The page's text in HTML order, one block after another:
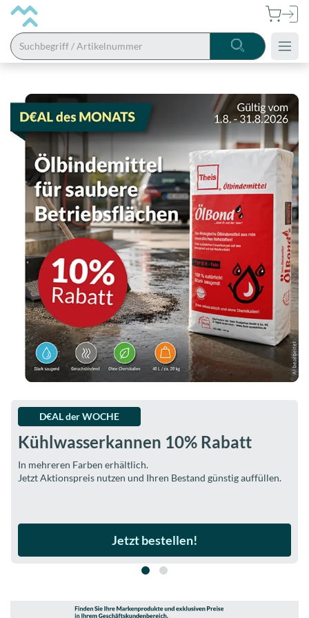
Kategorien
Bistro
Hygiene
&
Reinigung
Arbeitsschutz
Fahrbahn
& Service
Kasse &
Zubehör
Office-
Aktionen
Neuheiten
Shop-
D€AL der WOCHE
Kühlwasserkannen 10% Rabatt
In mehreren Farben erhältlich.
Jetzt Aktionspreis nutzen und Ihren Bestand günstig auffüllen.
Jetzt bestellen!
D€AL der WOCHE
Kundendiensteimer 10% Rabatt
In mehreren Farben erhältlich.
Jetzt Aktionspreis nutzen und Ihren Bestand günstig auffüllen.
Jetzt bestellen!